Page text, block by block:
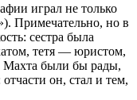
играл не только
Примечательно, но в
сестра была
тетя — юристом,
Махта были бы рады,
он, стал и тем,